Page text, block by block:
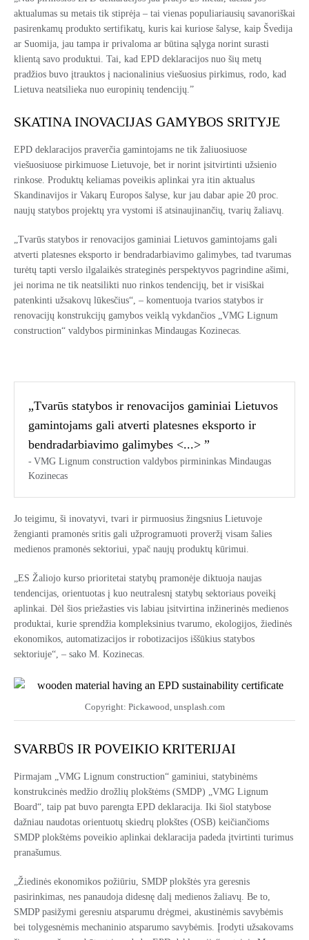
aktualumas su metais tik stiprėja – tai vienas populiariausių savanoriškai
pasirenkamų produkto sertifikatų, kuris kai kuriose šalyse, kaip Švedija
ar Suomija, jau tampa ir privaloma ar būtina sąlyga norint surasti
klientą savo produktui. Tai, kad EPD deklaracijos nuo šių metų
pradžios buvo įtrauktos į nacionalinius viešuosius pirkimus, rodo, kad
Lietuva neatsilieka nuo europinių tendencijų.”
SKATINA INOVACIJAS GAMYBOS SRITYJE
EPD deklaracijos praverčia gamintojams ne tik žaliuosiuose
viešuosiuose pirkimuose Lietuvoje, bet ir norint įsitvirtinti užsienio
rinkose. Produktų keliamas poveikis aplinkai yra itin aktualus
Skandinavijos ir Vakarų Europos šalyse, kur jau dabar apie 20 proc.
naujų statybos projektų yra vystomi iš atsinaujinančių, tvarių žaliavų.
„Tvarūs statybos ir renovacijos gaminiai Lietuvos gamintojams gali
atverti platesnes eksporto ir bendradarbiavimo galimybes, tad tvarumas
turėtų tapti verslo ilgalaikės strateginės perspektyvos pagrindine ašimi,
jei norima ne tik neatsilikti nuo rinkos tendencijų, bet ir visiškai
patenkinti užsakovų lūkesčius“, – komentuoja tvarios statybos ir
renovacijų konstrukcijų gamybos veiklą vykdančios „VMG Lignum
construction“ valdybos pirmininkas Mindaugas Kozinecas.
„Tvarūs statybos ir renovacijos gaminiai Lietuvos
gamintojams gali atverti platesnes eksporto ir
bendradarbiavimo galimybes <...> ”
VMG Lignum construction valdybos pirmininkas Mindaugas
Kozinecas
Jo teigimu, ši inovatyvi, tvari ir pirmuosius žingsnius Lietuvoje
žengianti pramonės sritis gali užprogramuoti proveržį visam šalies
medienos pramonės sektoriui, ypač naujų produktų kūrimui.
„ES Žaliojo kurso prioritetai statybų pramonėje diktuoja naujas
tendencijas, orientuotas į kuo neutralesnį statybų sektoriaus poveikį
aplinkai. Dėl šios priežasties vis labiau įsitvirtina inžinerinės medienos
produktai, kurie sprendžia kompleksinius tvarumo, ekologijos, žiedinės
ekonomikos, automatizacijos ir robotizacijos iššūkius statybos
sektoriuje“, – sako M. Kozinecas.
Copyright: Pickawood, unsplash.com
SVARBŪS IR POVEIKIO KRITERIJAI
Pirmajam „VMG Lignum construction“ gaminiui, statybinėms
konstrukcinės medžio drožlių plokštėms (SMDP) „VMG Lignum
Board“, taip pat buvo parengta EPD deklaracija. Iki šiol statybose
dažniau naudotas orientuotų skiedrų plokštes (OSB) keičiančioms
SMDP plokštėms poveikio aplinkai deklaracija padeda įtvirtinti turimus
pranašumus.
„Žiedinės ekonomikos požiūriu, SMDP plokštės yra geresnis
pasirinkimas, nes panaudoja didesnę dalį medienos žaliavų. Be to,
SMDP pasižymi geresniu atsparumu drėgmei, akustinėmis savybėmis
bei tolygesnėmis mechaninio atsparumo savybėmis. Įrodyti užsakovams